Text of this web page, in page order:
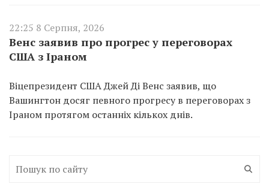
22:25 8 Серпня, 2026
Венс заявив про прогрес у переговорах
США з Іраном
Віцепрезидент США Джей Ді Венс заявив, що
Вашингтон досяг певного прогресу в переговорах з
Іраном протягом останніх кількох днів.